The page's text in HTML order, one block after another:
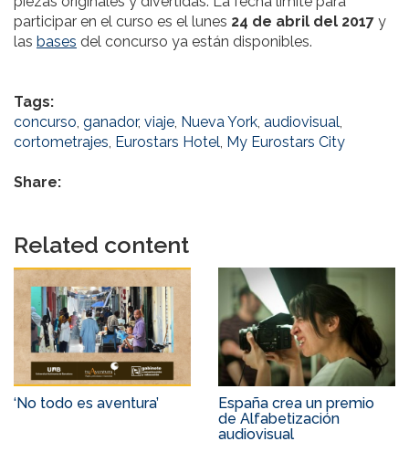
participar en el curso es el lunes 24 de abril del 2017 y
las bases del concurso ya están disponibles.
Tags:
concurso, ganador, viaje, Nueva York, audiovisual,
cortometrajes, Eurostars Hotel, My Eurostars City
Share:
Related content
‘No todo es aventura’
España crea un premio
de Alfabetización
audiovisual